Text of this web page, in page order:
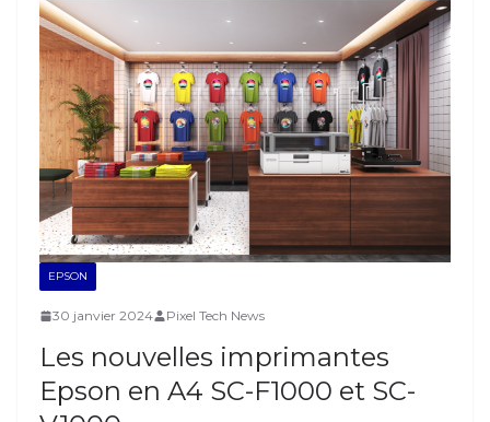
EPSON
30 janvier 2024 Pixel Tech News
Les nouvelles imprimantes
Epson en A4 SC-F1000 et SC-